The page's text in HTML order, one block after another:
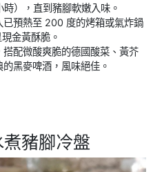
），直到豬腳軟嫩入味。
已預熱至 200 度的烤箱或氣炸鍋
金黃酥脆。
搭配微酸爽脆的德國酸菜、黃芥
黑麥啤酒，風味絕佳。
豬腳冷盤